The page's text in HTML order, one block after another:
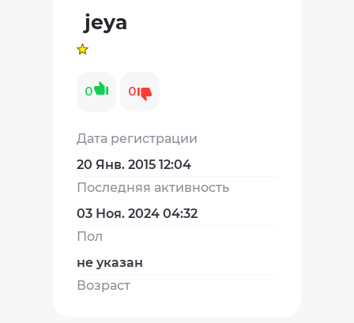
jeya
0 0
Дата регистрации
20 Янв. 2015 12:04
Последняя активность
03 Ноя. 2024 04:32
Пол
не указан
Возраст